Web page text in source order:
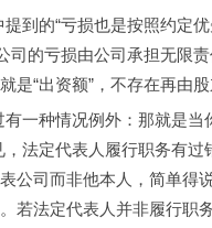
到的“亏损也是按照约定
的亏损由公司承担无限
“出资额”，不存在再由
一种情况例外：那就是
法定代表人履行职务有
公司而非他本人，简单得
若法定代表人并非履行职